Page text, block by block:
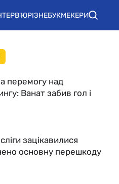
РІЗНЕБУКМЕКЕРИ
перемогу над
Ванат забив гол і
зацікавилися
основну перешкоду